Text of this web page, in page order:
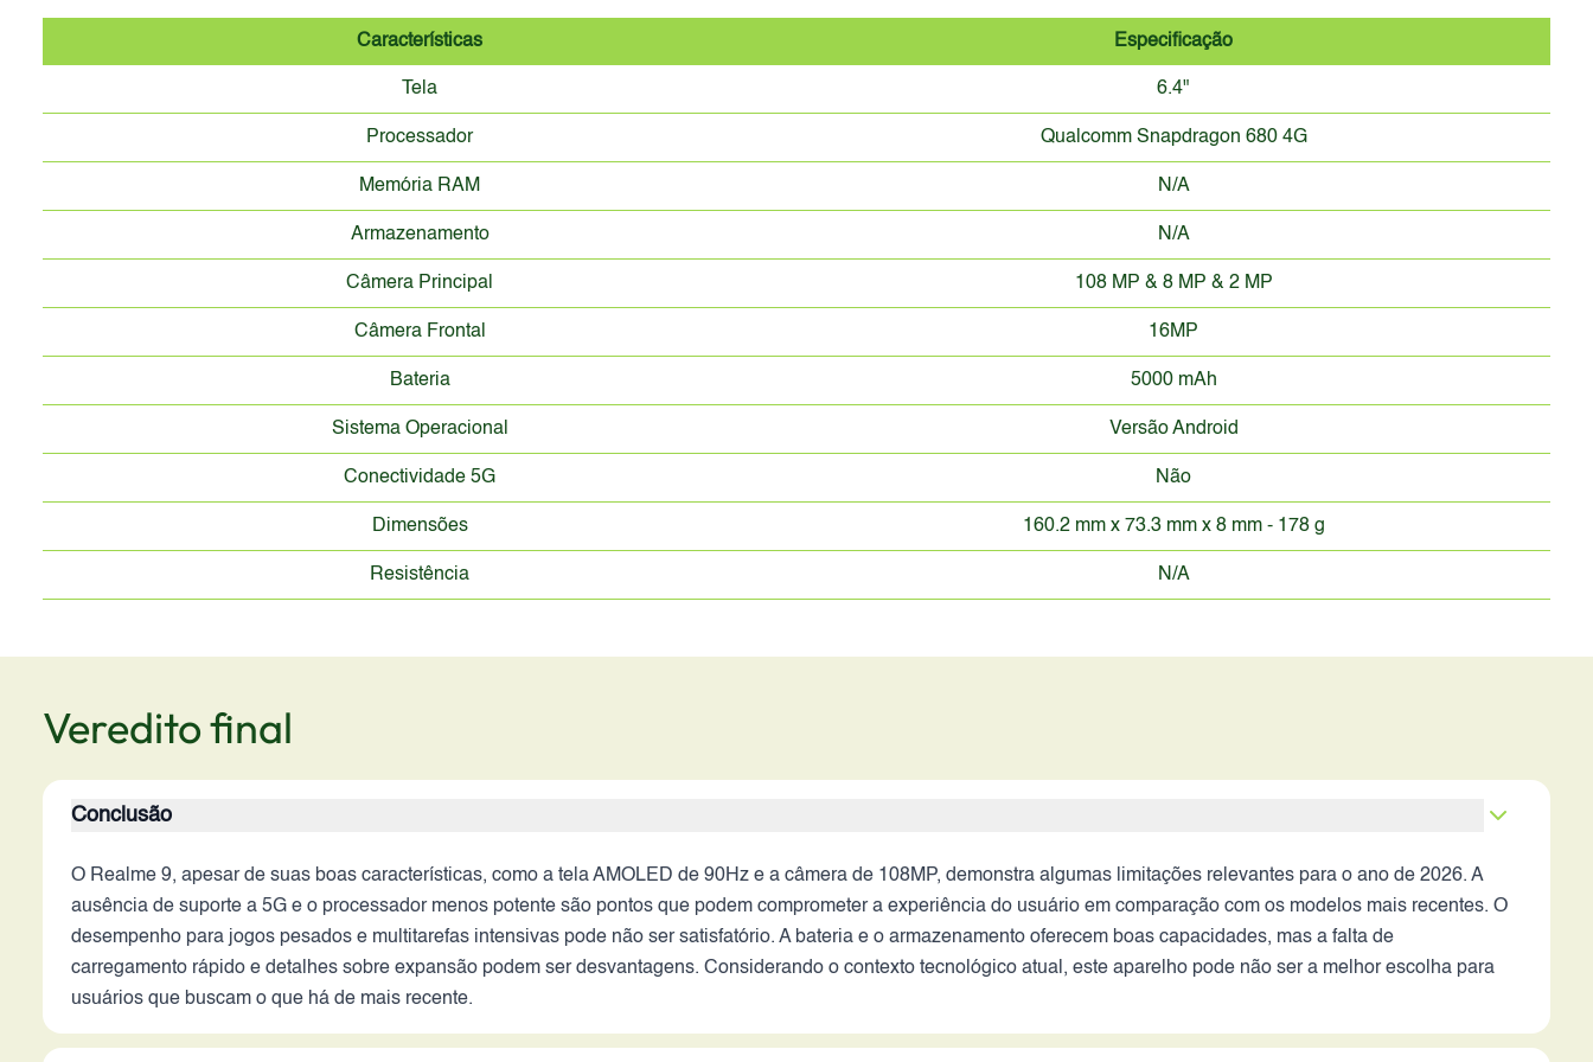
Características Especificação
Tela 6.4"
Processador Qualcomm Snapdragon 680 4G
Memória RAM N/A
Armazenamento N/A
Câmera Principal 108 MP & 8 MP & 2 MP
Câmera Frontal 16MP
Bateria 5000 mAh
Sistema Operacional Versão Android
Conectividade 5G Não
Dimensões 160.2 mm x 73.3 mm x 8 mm - 178 g
Resistência N/A
Veredito final
Conclusão
O Realme 9, apesar de suas boas características, como a tela AMOLED de 90Hz e a câmera de 108MP, demonstra algumas limitações relevantes para o ano de 2026. A
ausência de suporte a 5G e o processador menos potente são pontos que podem comprometer a experiência do usuário em comparação com os modelos mais recentes. O
desempenho para jogos pesados e multitarefas intensivas pode não ser satisfatório. A bateria e o armazenamento oferecem boas capacidades, mas a falta de
carregamento rápido e detalhes sobre expansão podem ser desvantagens. Considerando o contexto tecnológico atual, este aparelho pode não ser a melhor escolha para
usuários que buscam o que há de mais recente.